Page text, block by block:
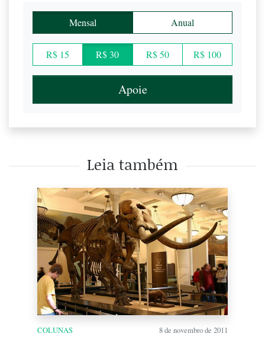
Mensal Anual
R$ 15 R$ 30 R$ 50 R$ 100
Apoie
Leia também
COLUNAS 8 de novembro de 2011